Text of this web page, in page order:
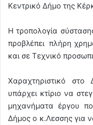
Κεντρικό Δήμο της
Η τροπολογία
προβλέπει πλήρη
και σε Τεχνικό
Χαραχτηριστικό
υπάρχει κτίριο να
μηχανήματα έργου
Δήμος ο κ.Λεσσης για